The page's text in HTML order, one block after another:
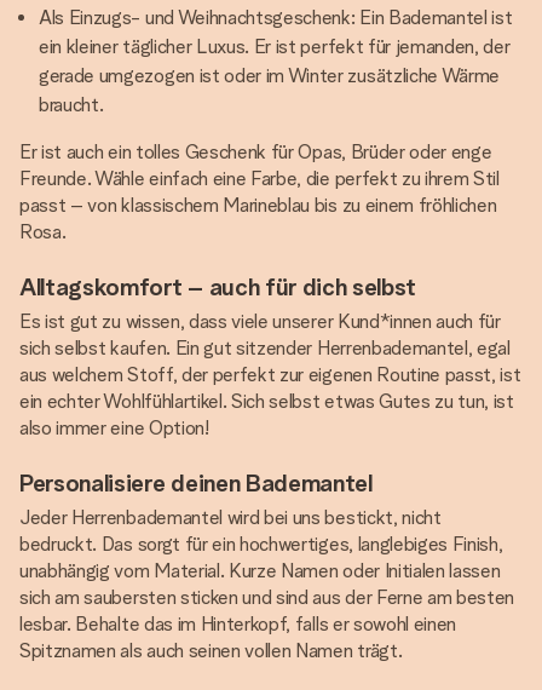
Als Einzugs- und Weihnachtsgeschenk: Ein Bademantel ist
ein kleiner täglicher Luxus. Er ist perfekt für jemanden, der
gerade umgezogen ist oder im Winter zusätzliche Wärme
braucht.
Er ist auch ein tolles Geschenk für Opas, Brüder oder enge
Freunde. Wähle einfach eine Farbe, die perfekt zu ihrem Stil
passt – von klassischem Marineblau bis zu einem fröhlichen
Rosa.
Alltagskomfort – auch für dich selbst
Es ist gut zu wissen, dass viele unserer Kund*innen auch für
sich selbst kaufen. Ein gut sitzender Herrenbademantel, egal
aus welchem Stoff, der perfekt zur eigenen Routine passt, ist
ein echter Wohlfühlartikel. Sich selbst etwas Gutes zu tun, ist
also immer eine Option!
Personalisiere deinen Bademantel
Jeder Herrenbademantel wird bei uns bestickt, nicht
bedruckt. Das sorgt für ein hochwertiges, langlebiges Finish,
unabhängig vom Material. Kurze Namen oder Initialen lassen
sich am saubersten sticken und sind aus der Ferne am besten
lesbar. Behalte das im Hinterkopf, falls er sowohl einen
Spitznamen als auch seinen vollen Namen trägt.